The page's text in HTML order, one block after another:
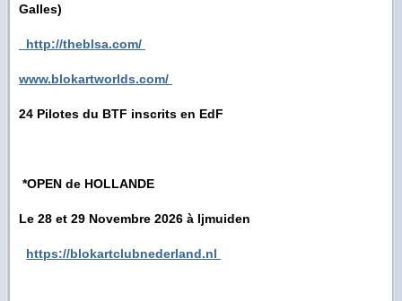
Galles)
http://theblsa.com/
www.blokartworlds.com/
24 Pilotes du BTF inscrits en EdF
*OPEN de HOLLANDE
Le 28 et 29 Novembre 2026 à Ijmuiden
https://blokartclubnederland.nl